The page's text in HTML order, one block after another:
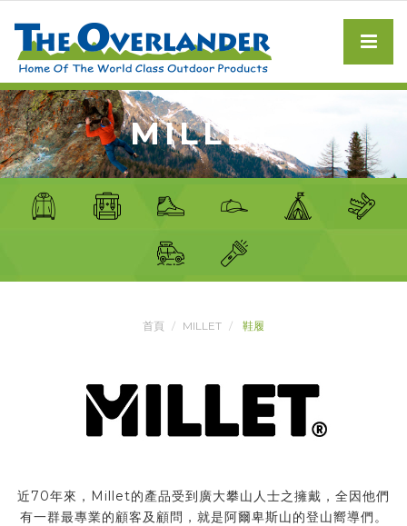
MILLET
首頁 MILLET 鞋履
近70年來，Millet的產品受到廣大攀山人士之擁戴，全因他們
有一群最專業的顧客及顧問，就是阿爾卑斯山的登山嚮導們。